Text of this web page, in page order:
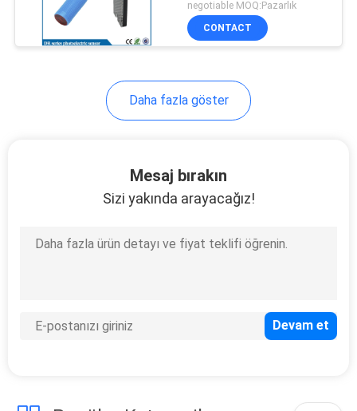
Anahtarı
negotiable MOQ:Pazarlık
CONTACT
Daha fazla göster
Mesaj bırakın
Sizi yakında arayacağız!